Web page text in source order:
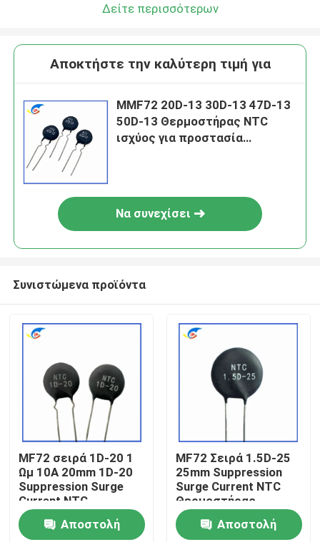
Προϊόντα
βίντεο
Δείτε περισσότερων
Αποκτήστε την καλύτερη τιμή για
MMF72 20D-13 30D-13 47D-13
50D-13 Θερμοστήρας NTC
ισχύος για προστασία
Να συνεχίσει
Συνιστώμενα προϊόντα
MF72 σειρά 1D-20 1
Ωμ 10A 20mm 1D-20
Suppression Surge
Current NTC
Θερμοστήρας
κατάλληλος για
Αποστολή
MF72 Σειρά 1.5D-25
25mm Suppression
Surge Current NTC
Θερμοστήρας
κατάλληλος για την
εναλλαγήΑποστολή